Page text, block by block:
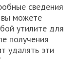
сведения
можете
утилите для
получения
удалять эти